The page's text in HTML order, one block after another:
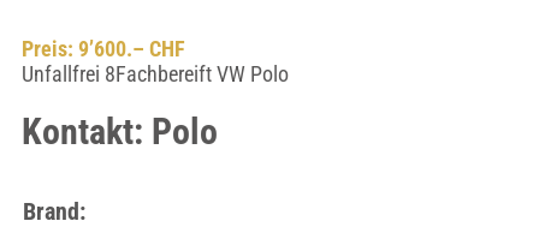
Preis: 9’600.– CHF
Unfallfrei 8Fachbereift VW Polo
Kontakt: Polo
Brand: